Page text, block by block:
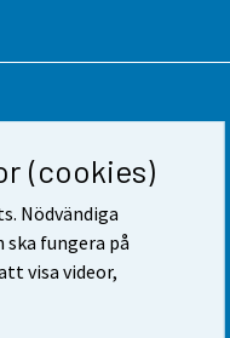
(cookies)
Nödvändiga
fungera på
visa videor,